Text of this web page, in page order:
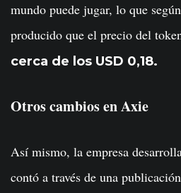
mundo puede jugar, lo que
producido que el precio del
cerca de los USD 0,18.
Otros cambios en Axie
Así mismo, la empresa
contó a través de una